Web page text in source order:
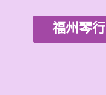
福州琴行